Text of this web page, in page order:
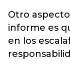
Otro
informe es
en los